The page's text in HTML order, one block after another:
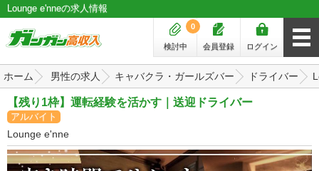
Lounge e'nneの求人情報
ログイン
会員登録
検討中
0
ホーム 男性の求人 キャバクラ・ガールズバー ドライバー
【残り1枠】運転経験を活かす｜送迎ドライバー
アルバイト
Lounge e'nne